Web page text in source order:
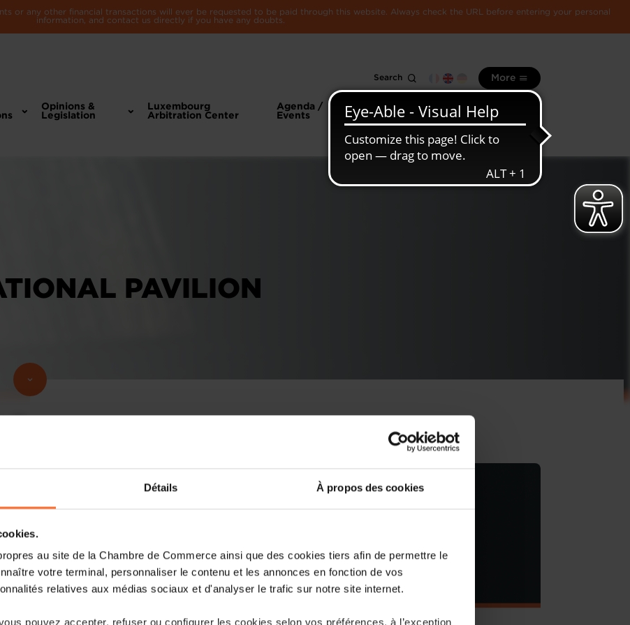
Détails À propos des cookies
au site de la Chambre de Commerce ainsi que des cookies tiers afin de permettre le
votre terminal, personnaliser le contenu et les annonces en fonction de vos
relatives aux médias sociaux et d'analyser le trafic sur notre site internet.
pouvez accepter, refuser ou configurer les cookies selon vos préférences, à l’exception
or any other financial transactions will ever be requested to be paid through this website. Always check the URL before entering your personal
information, and contact us directly if you have any doubts.
Search More
Opinions &
Legislation
Luxembourg
Arbitration Center
Agenda /
Events
information
Luxembourg
economy
PAVILION